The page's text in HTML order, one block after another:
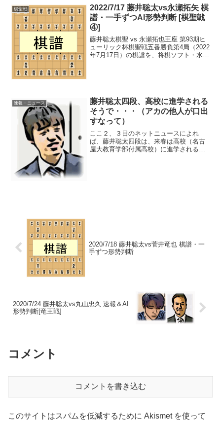
井1-0佐々木）。第2局は1...
棋聖戦
2022/7/17 藤井聡太vs永瀬拓矢 棋
譜・一手ずつAI形勢判断 [棋聖戦
④]
藤井聡太棋聖 vs 永瀬拓也王座 第93期ヒ
ューリック杯棋聖戦五番勝負第4局（2022
年7月17日）の棋譜を、将棋ソフト・水匠
速報・ニュース
藤井聡太四段、高校に進学される
そうで・・・（アカの他人が口出
すなって）
ここ２、３日のネットニュースによれ
ば、藤井聡太四段は、来春は高校（名古
屋大教育学部付属高校）に進学されるそ
2020/7/18 藤井聡太vs菅井竜也 棋譜・一
手ずつ形勢判断
2020/7/24 藤井聡太vs丸山忠久 速報＆AI
形勢判断[竜王戦]
コメント
コメントを書き込む
このサイトはスパムを低減するために Akismet を使って